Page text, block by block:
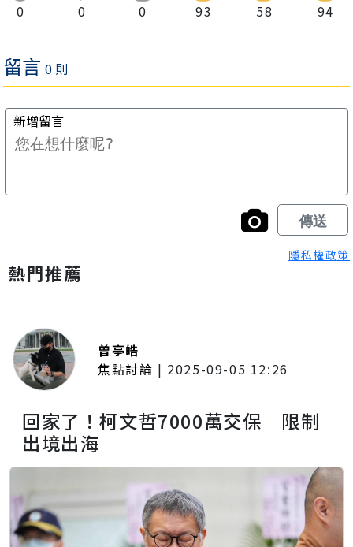
0 0 0 93 58 94
隱私權政策
熱門推薦
曾亭皓
焦點討論 | 2025-09-05 12:26
回家了！柯文哲7000萬交保 限制
出境出海